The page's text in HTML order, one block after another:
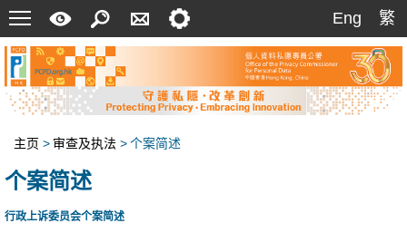
菜
单
速
指
南
索
络
我
定
Eng
繁
繁
主页 > 审查及执法 >个案简述
个案简述
行政上诉委员会个案简述